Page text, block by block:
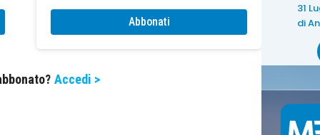
degli impianti tecnici, manutenzione ordinaria e
dell’offerta del servizio ed al rapporto con
di non dover mediare con soggetti esterni le
direttamente il proprietario pubblico sia a
le forme d’uso, l’utenza servita i costi, etc..
Abbonati
Accedi >
31
di